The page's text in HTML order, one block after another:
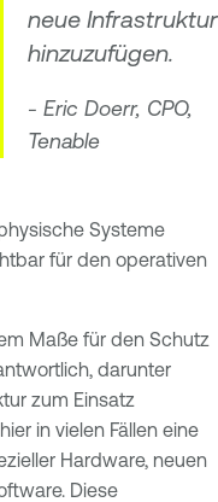
neue Infrastruktur
hinzuzufügen.
- Eric Doerr, CPO,
Tenable
Systeme
für den operativen
Maße für den Schutz
darunter
zum Einsatz
in vielen Fällen eine
Hardware, neuen
Diese